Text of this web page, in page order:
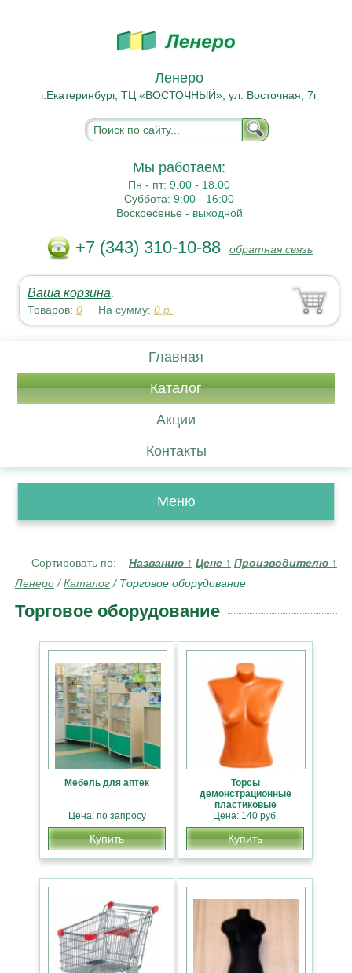
Ленеро
г.Екатеринбург, ТЦ «ВОСТОЧНЫЙ», ул. Восточная, 7г
Мы работаем:
Пн - пт:9.00 - 18.00
Суббота:9:00 - 16:00
Воскресенье - выходной
+7 (343) 310-10-88 обратная связь
Ваша корзина:
Товаров:0 На сумму:0 р.
Главная
Каталог
Акции
Контакты
Меню
Сортировать по: Названию ↑ Цене ↑ Производителю ↑
Ленеро /Каталог / Торговое оборудование
Торговое оборудование
Мебель для аптек
Цена: по запросу
Купить
Торсы
демонстрационные
пластиковые
Цена: 140 руб.
Купить